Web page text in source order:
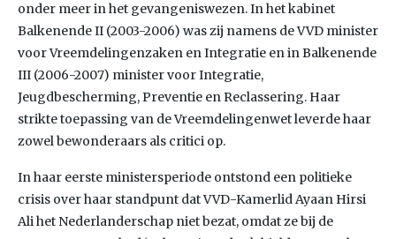
onder meer in het gevangeniswezen. In het kabinet
Balkenende II (2003-2006) was zij namens de VVD minister
voor Vreemdelingenzaken en Integratie en in Balkenende
III (2006-2007) minister voor Integratie,
Jeugdbescherming, Preventie en Reclassering. Haar
strikte toepassing van de Vreemdelingenwet leverde haar
zowel bewonderaars als critici op.
In haar eerste ministersperiode ontstond een politieke
crisis over haar standpunt dat VVD-Kamerlid Ayaan Hirsi
Ali het Nederlanderschap niet bezat, omdat ze bij de